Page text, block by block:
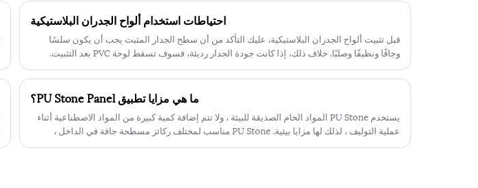
احتياطات استخدام ألواح الجدران البلاستيكية
قبل تثبيت ألواح الجدران البلاستيكية، عليك التأكد من أن سطح الجدار المثبت يجب أن يكون سلسًا
وجافًا ونظيفًا وصلبًا. خلاف ذلك، إذا كانت جودة الجدار رديئة، فسوف تسقط لوحة PVC بعد التثبيت.
ما هي مزايا تطبيق PU Stone Panel؟
يستخدم PU Stone المواد الخام الصديقة للبيئة ، ولا تتم إضافة كمية كبيرة من المواد الاصطناعية أثناء
عملية التوليف ، لذلك لها مزايا بيئية. PU Stone مناسب لمختلف ركائز مسطحة جافة في الداخل ،